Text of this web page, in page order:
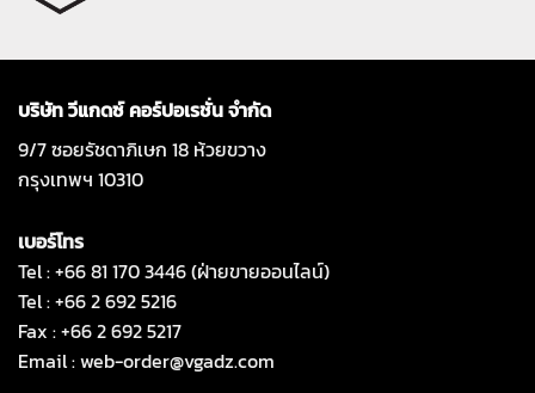
บริษัท วีแกดซ์ คอร์ปอเรชั่น จำกัด
9/7 ซอยรัชดาภิเษก 18 ห้วยขวาง
กรุงเทพฯ 10310
เบอร์โทร
Tel : +66 81 170 3446 (ฝ่ายขายออนไลน์)
Tel : +66 2 692 5216
Fax : +66 2 692 5217
Email :web-order@vgadz.com